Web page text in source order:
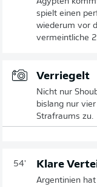
spielt einen
wiederum vor
vermeintliche
Verriegelt
Nicht nur
bislang nur
Strafraums zu.
54' Klare
Argentinien